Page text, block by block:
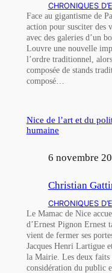
CHRONIQUES
Face au gigantisme de
action pour susciter des
avec des galeries d’un
Louvre une nouvelle
l’ordre traditionnel,
composée de stands
composé…
Nice de l’art et du
humaine
6 novembre
Christian
CHRONIQUES
Le Mamac de Nice
d’Ernest Pignon Ernest
vient de fermer ses
Jacques Henri Lartigue
la Mairie. Les deux faits
considération du public